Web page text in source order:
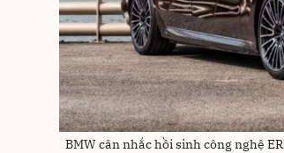
BMW cân nhắc hồi sinh công nghệ